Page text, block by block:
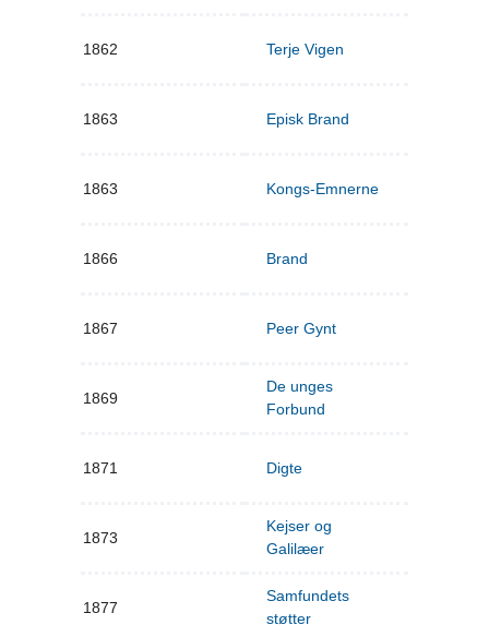
1862 Terje Vigen
1863 Episk Brand
1863 Kongs-Emnerne
1866 Brand
1867 Peer Gynt
1869
De unges
Forbund
1871 Digte
1873
Kejser og
Galilæer
1877
Samfundets
støtter